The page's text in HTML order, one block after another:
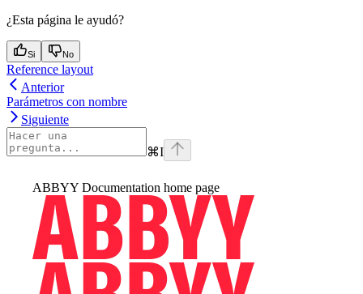
¿Esta página le ayudó?
Si No
Reference layout
Anterior
Parámetros con nombre
Siguiente
⌘I
ABBYY Documentation home page